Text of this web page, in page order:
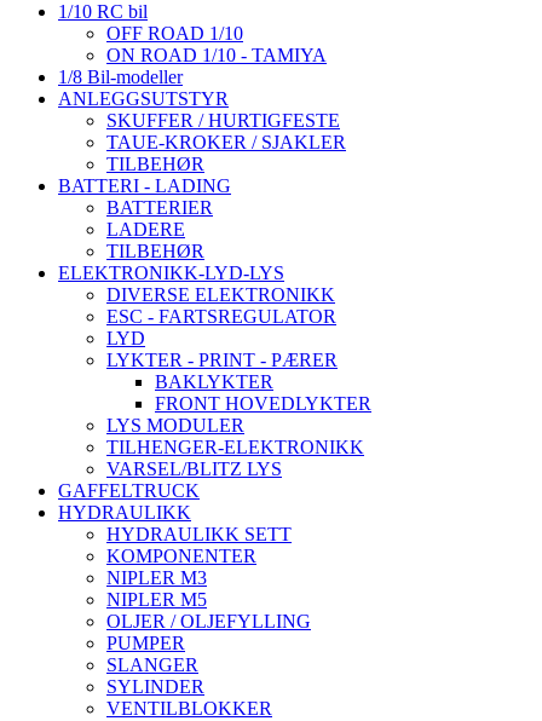
1/10 RC bil
OFF ROAD 1/10
ON ROAD 1/10 - TAMIYA
1/8 Bil-modeller
ANLEGGSUTSTYR
SKUFFER / HURTIGFESTE
TAUE-KROKER / SJAKLER
TILBEHØR
BATTERI - LADING
BATTERIER
LADERE
TILBEHØR
ELEKTRONIKK-LYD-LYS
DIVERSE ELEKTRONIKK
ESC - FARTSREGULATOR
LYD
LYKTER - PRINT - PÆRER
BAKLYKTER
FRONT HOVEDLYKTER
LYS MODULER
TILHENGER-ELEKTRONIKK
VARSEL/BLITZ LYS
GAFFELTRUCK
HYDRAULIKK
HYDRAULIKK SETT
KOMPONENTER
NIPLER M3
NIPLER M5
OLJER / OLJEFYLLING
PUMPER
SLANGER
SYLINDER
VENTILBLOKKER